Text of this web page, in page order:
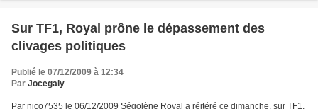
Sur TF1, Royal prône le dépassement des
clivages politiques
Publié le 07/12/2009 à 12:34
Par Jocegaly
Par nico7535 le 06/12/2009 Ségolène Royal a réitéré ce dimanche, sur TF1,